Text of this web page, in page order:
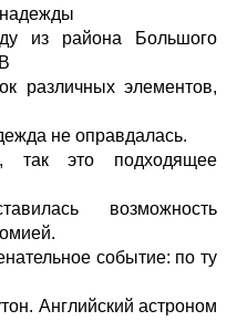
из района Большого
различных элементов,
не оправдалась.
так это подходящее
возможность
событие: по ту
Английский астроном